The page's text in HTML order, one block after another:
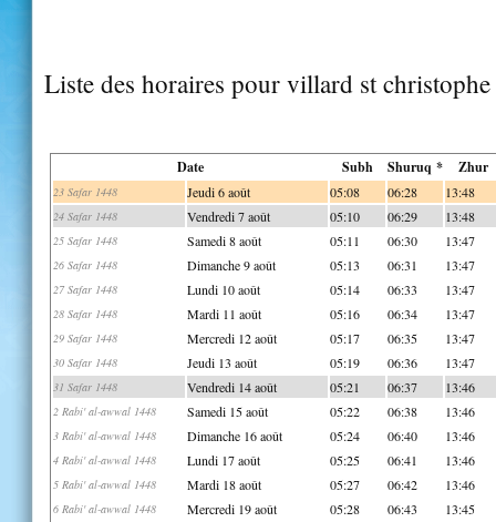
Liste des horaires pour villard st christophe
Date Subh Shuruq * Zhur
23 Safar 1448 Jeudi 6 août 05:08 06:28 13:48
24 Safar 1448 Vendredi 7 août 05:10 06:29 13:48
25 Safar 1448 Samedi 8 août 05:11 06:30 13:47
26 Safar 1448 Dimanche 9 août 05:13 06:31 13:47
27 Safar 1448 Lundi 10 août 05:14 06:33 13:47
28 Safar 1448 Mardi 11 août 05:16 06:34 13:47
29 Safar 1448 Mercredi 12 août 05:17 06:35 13:47
30 Safar 1448 Jeudi 13 août 05:19 06:36 13:47
31 Safar 1448 Vendredi 14 août 05:21 06:37 13:46
2 Rabi' al-awwal 1448 Samedi 15 août 05:22 06:38 13:46
3 Rabi' al-awwal 1448 Dimanche 16 août 05:24 06:40 13:46
4 Rabi' al-awwal 1448 Lundi 17 août 05:25 06:41 13:46
5 Rabi' al-awwal 1448 Mardi 18 août 05:27 06:42 13:46
6 Rabi' al-awwal 1448 Mercredi 19 août 05:28 06:43 13:45